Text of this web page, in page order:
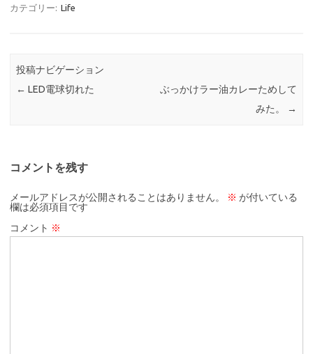
カテゴリー: Life
投稿ナビゲーション
← LED電球切れた
ぶっかけラー油カレーためして
みた。
→
コメントを残す
メールアドレスが公開されることはありません。 ※ が付いている
欄は必須項目です
コメント ※